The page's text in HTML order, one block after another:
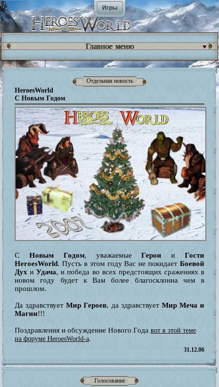
Игры
Голосование
Главное меню
Отдельная новость
HeroesWorld
С Новым Годом
С Новым Годом, уважаемыеГерои иГости
HeroesWorld. Пусть в этом году Вас не покидает Боевой
Дух иУдача, и победа во всех предстоящих сражениях в
новом году будет к Вам более благосклонна чем в
прошлом.
Да здравствуетМир Героев, да здравствует Мир Меча и
Магии!!!
Поздравления и обсуждение Нового Года вот в этой теме
на форуме HeroesWorld-а.
31.12.06